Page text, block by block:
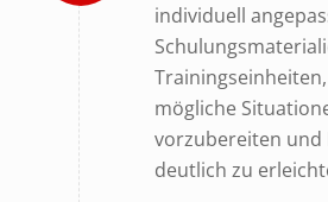
individuell
mögliche
vorzubereiten und
deutlich zu